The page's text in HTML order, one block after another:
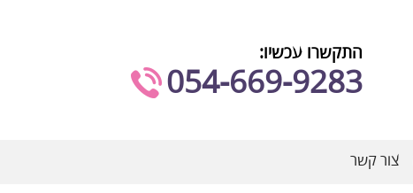
התקשרו עכשיו:
054-669-9283⁩
צור קשר